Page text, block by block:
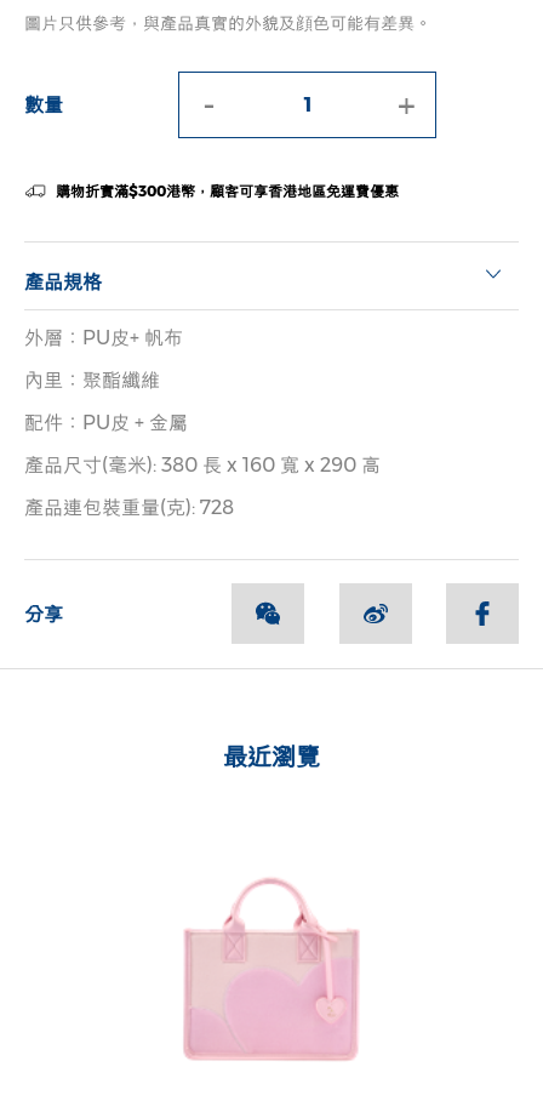
圖片只供參考，與產品真實的外貌及顔色可能有差異。
數量 - +
購物折實滿$300港幣，顧客可享香港地區免運費優惠
產品規格
外層：PU皮+ 帆布
內里：聚酯纖維
配件：PU皮 + 金屬
產品尺寸(毫米): 380 長 x 160 寬 x 290 高
產品連包裝重量(克): 728
分享
最近瀏覽